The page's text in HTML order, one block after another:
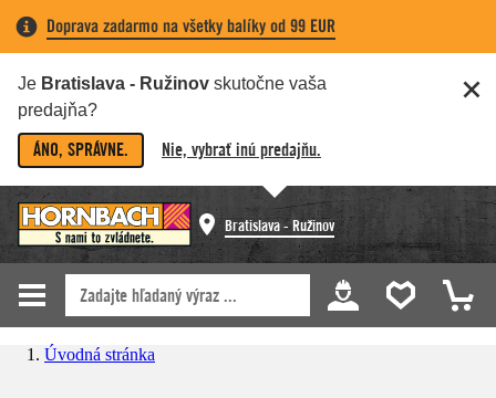
Doprava zadarmo na všetky balíky od 99 EUR
Je Bratislava - Ružinov skutočne vaša
predajňa?
ÁNO, SPRÁVNE. Nie, vybrať inú predajňu.
Bratislava - Ružinov
Úvodná stránka